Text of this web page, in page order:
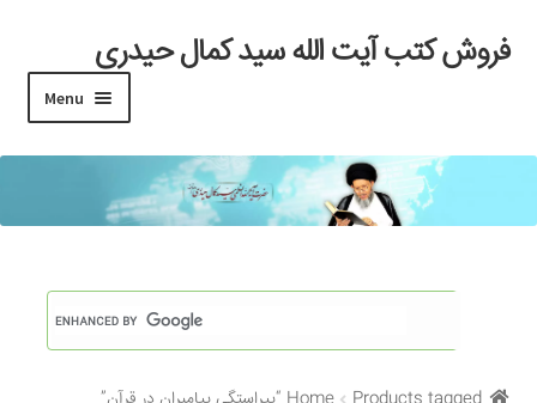
Skip
to
Skip
to
فروش کتب آیت الله سید کمال حیدری
Menu
خانه
#97 (بدون عنوان)
Checkout